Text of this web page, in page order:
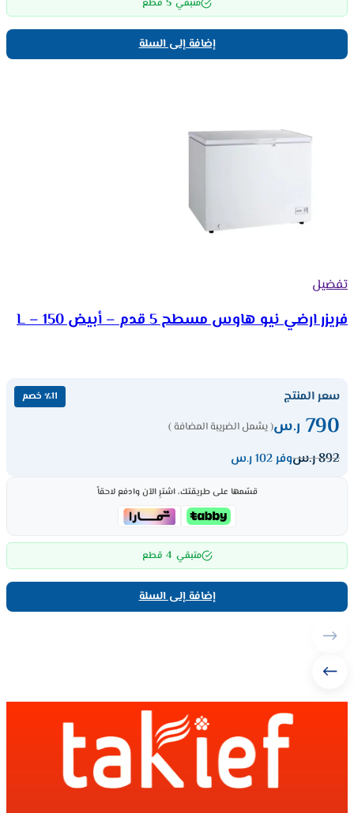
متبقي قطع
إضافة إلى السلة
تفضيل
فريزر ارضي نيو هاوس مسطح 5 قدم – أبيض 150 – L
سعر المنتج ٪11 خصم
790 ر.س( يشمل الضريبة المضافة )
892ر.سوفر 102 ر.س
قسّمها على طريقتك، اشترِ الآن وادفع لاحقاً
متبقي 4 قطع
إضافة إلى السلة